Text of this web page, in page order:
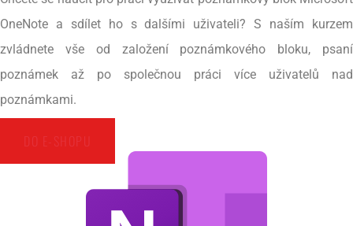
OneNote a sdílet ho s dalšími uživateli? S naším kurzem
zvládnete vše od založení poznámkového bloku, psaní
poznámek až po společnou práci více uživatelů nad
poznámkami.
DO E-SHOPU